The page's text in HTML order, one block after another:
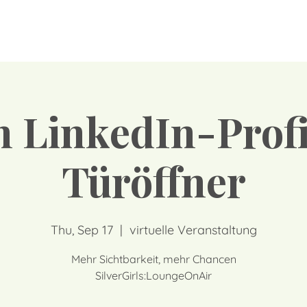
LinkedIn-
Türöffner
Thu, Sep 17
  |
virtuelle Veranstaltung
Mehr Sichtbarkeit, mehr Chancen
SilverGirls:LoungeOnAir